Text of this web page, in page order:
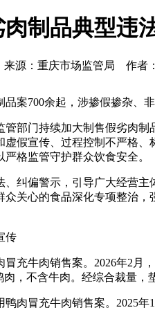
制品典型违
源：重庆市场监管局 作者
品案700余起，涉掺假掺杂、
管部门持续加大制售假劣肉
虚假宣传、过程控制不严格
格监管守护群众饮食安全。
、纠偏警示，引导广大经营
众关心的食品深化专项整治
传
冒充牛肉销售案。2026年2
肉，不含牛肉。经综合裁量
鸭肉冒充牛肉销售案。2025